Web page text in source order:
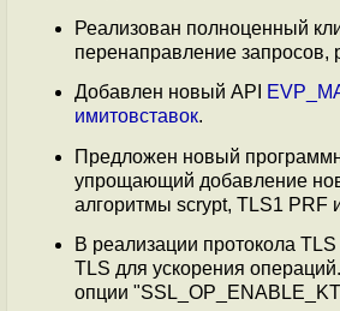
Реализован полноценный
перенаправление запросов,
Добавлен новый API
имитовставок.
Предложен новый
упрощающий добавление
алгоритмы scrypt, TLS1 PRF
В реализации протокола
TLS для ускорения
опции